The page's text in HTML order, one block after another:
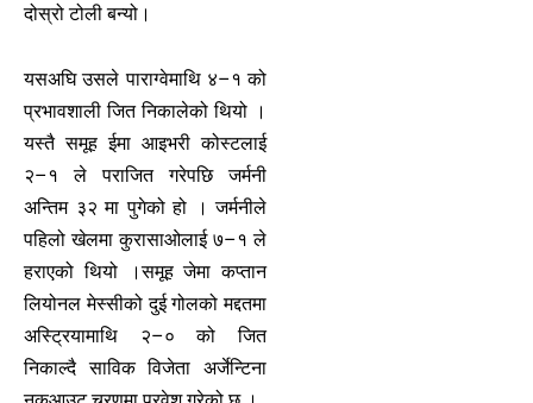
दोस्रो टोली बन्यो।
यसअघि उसले पाराग्वेमाथि ४–१ को
प्रभावशाली जित निकालेको थियो ।
यस्तै समूह ईमा आइभरी कोस्टलाई
२–१ ले पराजित गरेपछि जर्मनी
अन्तिम ३२ मा पुगेको हो । जर्मनीले
पहिलो खेलमा कुरासाओलाई ७–१ ले
हराएको थियो ।समूह जेमा कप्तान
लियोनल मेस्सीको दुई गोलको मद्दतमा
अस्ट्रियामाथि २–० को जित
निकाल्दै साविक विजेता अर्जेन्टिना